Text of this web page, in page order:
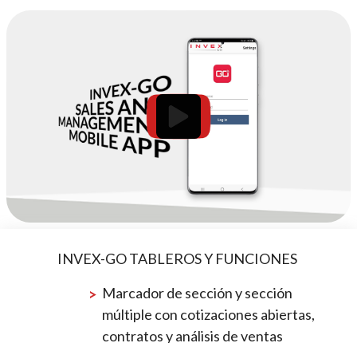
INVEX-GO TABLEROS Y FUNCIONES
Marcador de sección y sección
múltiple con cotizaciones abiertas,
contratos y análisis de ventas